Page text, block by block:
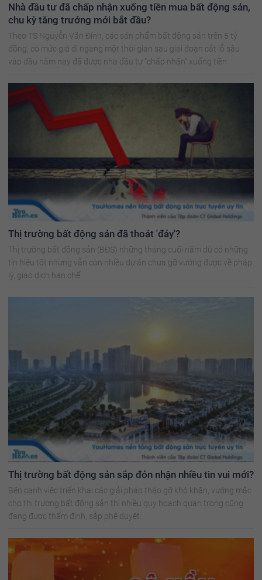
Nhà đầu tư đã chấp nhận xuống tiền mua bất động sản,
chu kỳ tăng trưởng mới bắt đầu?
Theo TS Nguyễn Văn Đính, các sản phẩm bất động sản trên 5 tỷ
đồng, có mức giá đi ngang một thời gian sau giai đoạn cắt lỗ sâu
vào đầu năm nay đã được nhà đầu tư "chấp nhận" xuống tiền
Thị trường bất động sản đã thoát 'đáy'?
Thị trường bất động sản (BĐS) những tháng cuối năm dù có những
tín hiệu tốt nhưng vẫn còn nhiều dự án chưa gỡ vướng được về pháp
lý, giao dịch hạn chế.
Thị trường bất động sản sắp đón nhận nhiều tin vui mới?
Bên cạnh việc triển khai các giải pháp tháo gỡ khó khăn, vướng mắc
cho thị trường bất động sản thì nhiều quy hoạch quan trọng cũng
đang được thẩm định, sắp phê duyệt.